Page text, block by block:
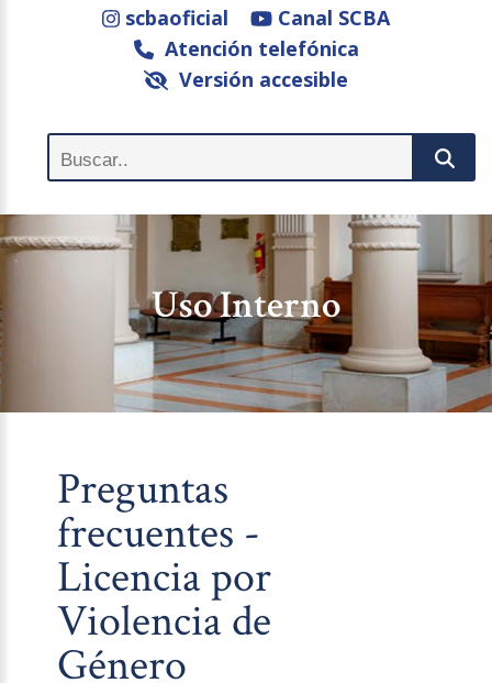
scbaoficial
Canal SCBA
Atención telefónica
Versión accesible
Uso Interno
Preguntas
frecuentes -
Licencia por
Violencia de
Género